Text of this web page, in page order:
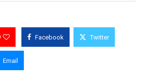
Facebook Twitter
Email